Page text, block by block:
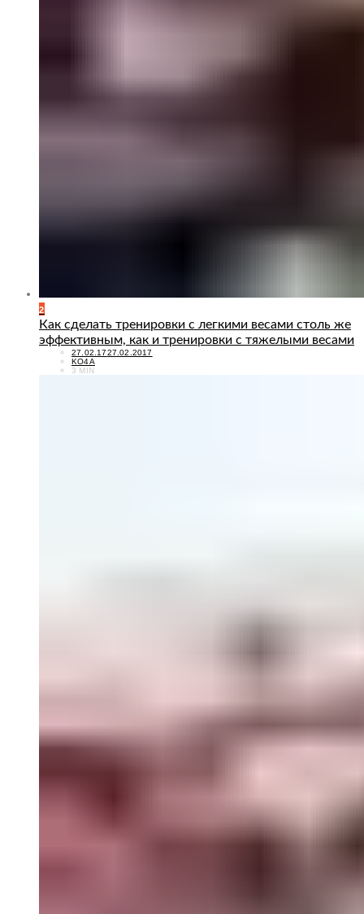
2
Как сделать тренировки с легкими весами столь же
эффективным, как и тренировки с тяжелыми весами
POSTED
ON
27.02.1727.02.2017
KO4A
3 MIN